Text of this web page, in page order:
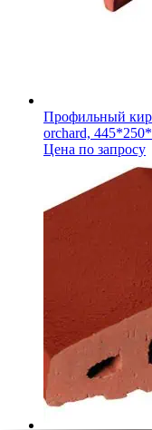
Профильный
orchard,
Цена по запросу